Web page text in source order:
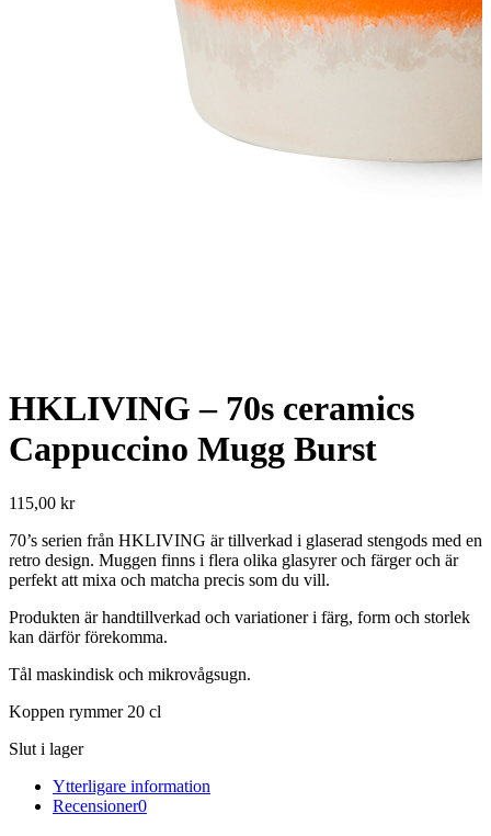
HKLIVING – 70s ceramics
Cappuccino Mugg Burst
115,00 kr
70’s serien från HKLIVING är tillverkad i glaserad stengods med en
retro design. Muggen finns i flera olika glasyrer och färger och är
perfekt att mixa och matcha precis som du vill.
Produkten är handtillverkad och variationer i färg, form och storlek
kan därför förekomma.
Tål maskindisk och mikrovågsugn.
Koppen rymmer 20 cl
Slut i lager
Ytterligare information
Recensioner0